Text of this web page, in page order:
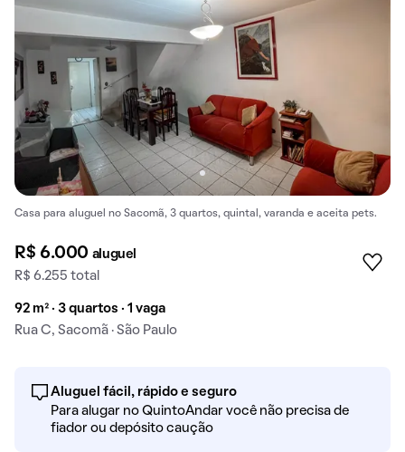
Casa para aluguel no Sacomã, 3 quartos, quintal, varanda e aceita pets.
R$ 6.000 aluguel
R$ 6.255 total
92 m² · 3 quartos · 1 vaga
Rua C, Sacomã · São Paulo
Aluguel fácil, rápido e seguro
Para alugar no QuintoAndar você não precisa de
fiador ou depósito caução